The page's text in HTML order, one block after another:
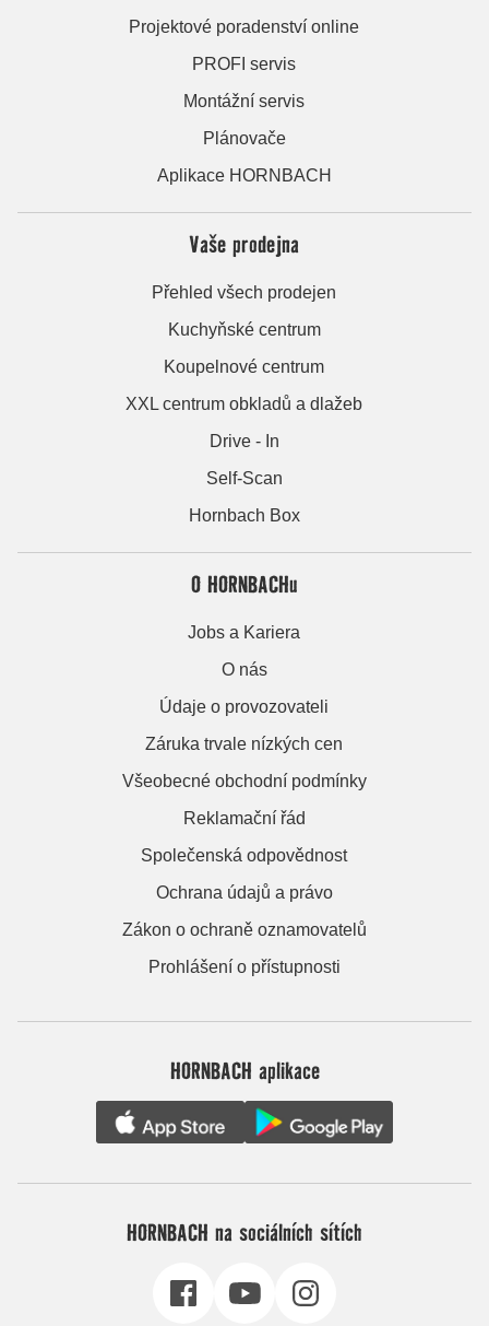
Projektové poradenství online
PROFI servis
Montážní servis
Plánovače
Aplikace HORNBACH
Vaše prodejna
Přehled všech prodejen
Kuchyňské centrum
Koupelnové centrum
XXL centrum obkladů a dlažeb
Drive - In
Self-Scan
Hornbach Box
O HORNBACHu
Jobs a Kariera
O nás
Údaje o provozovateli
Záruka trvale nízkých cen
Všeobecné obchodní podmínky
Reklamační řád
Společenská odpovědnost
Ochrana údajů a právo
Zákon o ochraně oznamovatelů
Prohlášení o přístupnosti
HORNBACH aplikace
HORNBACH na sociálních sítích